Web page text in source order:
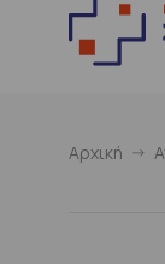
Αρχική